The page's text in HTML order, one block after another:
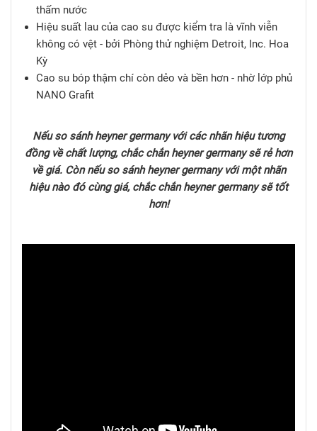
thấm nước
Hiệu suất lau của cao su được kiểm tra là vĩnh viễn
không có vệt - bởi Phòng thử nghiệm Detroit, Inc. Hoa
Kỳ
Cao su bóp thậm chí còn dẻo và bền hơn - nhờ lớp phủ
NANO Grafit
Nếu so sánh heyner germany với các nhãn hiệu tương
đồng về chất lượng, chắc chắn heyner germany sẽ rẻ hơn
về giá. Còn nếu so sánh heyner germany với một nhãn
hiệu nào đó cùng giá, chắc chắn heyner germany sẽ tốt
hơn!